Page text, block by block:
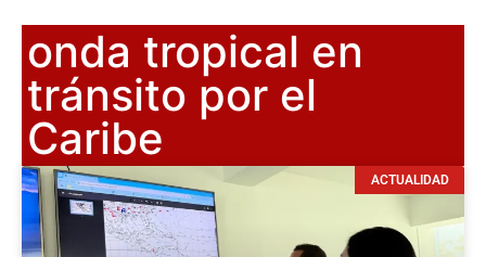
onda tropical en
tránsito por el
Caribe
ACTUALIDAD